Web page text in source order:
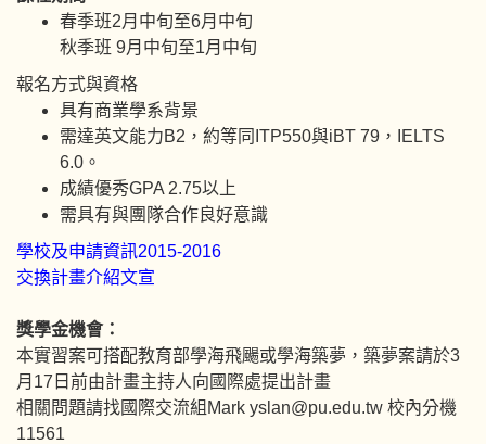
春季班2月中旬至6月中旬
秋季班 9月中旬至1月中旬
報名方式與資格
具有商業學系背景
需達英文能力B2，約等同ITP550與iBT 79，IELTS
6.0。
成績優秀GPA 2.75以上
需具有與團隊合作良好意識
學校及申請資訊2015-2016
交換計畫介紹文宣
獎學金機會：
本實習案可搭配教育部學海飛颺或學海築夢，築夢案請於3
月17日前由計畫主持人向國際處提出計畫
相關問題請找國際交流組Mark yslan@pu.edu.tw 校內分機
11561